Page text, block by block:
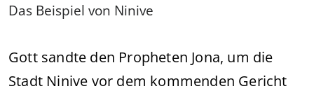
Das Beispiel von Ninive
Gott sandte den Propheten Jona, um die
Stadt Ninive vor dem kommenden Gericht